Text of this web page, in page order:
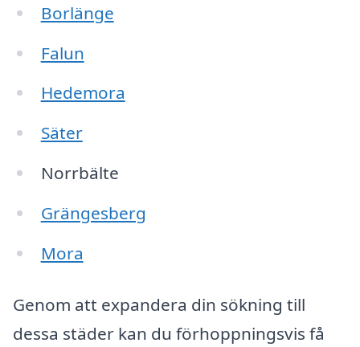
Borlänge
Falun
Hedemora
Säter
Norrbälte
Grängesberg
Mora
Genom att expandera din sökning till
dessa städer kan du förhoppningsvis få